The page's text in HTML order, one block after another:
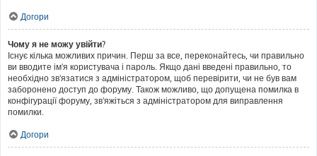
Догори
Чому я не можу увійти?
Існує кілька можливих причин. Перш за все, переконайтесь, чи правильно
ви вводите ім'я користувача і пароль. Якщо дані введені правильно, то
необхідно зв'язатися з адміністратором, щоб перевірити, чи не був вам
заборонено доступ до форуму. Також можливо, що допущена помилка в
конфігурації форуму, зв'яжіться з адміністратором для виправлення
помилки.
Догори